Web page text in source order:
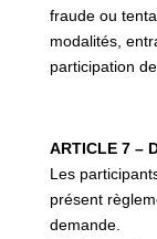
fraude ou
modalités,
participation
ARTICLE 7 –
Les
présent
demande.